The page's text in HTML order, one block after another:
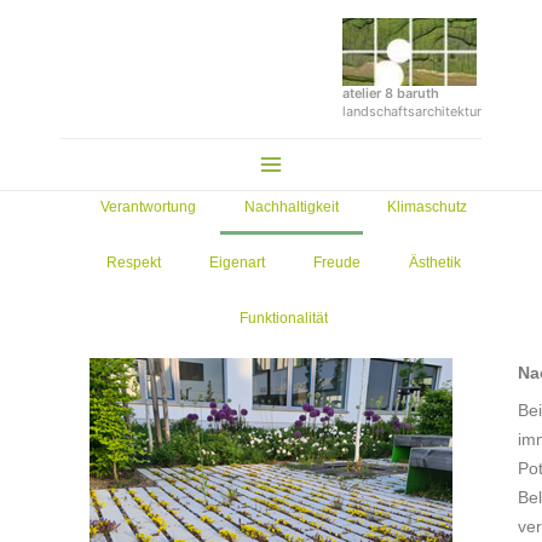
atelier 8 baruth
landschaftsarchitektur
Main
Menu
Verantwortung Nachhaltigkeit Klimaschutz
Respekt Eigenart Freude Ästhetik
Funktionalität